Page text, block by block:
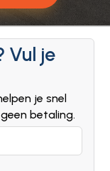
Vul je
je snel
betaling.